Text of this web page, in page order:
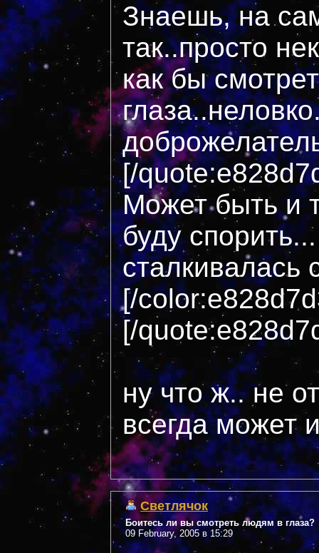
Знаешь, на
так..просто
как бы
[/
Может быть и
буду
сталкивалась
[/
[/
ну что ж.. не
всегда может
Светлячок
Боитесь ли вы смотреть людям в глаза?
09 February, 2005 в 15:29